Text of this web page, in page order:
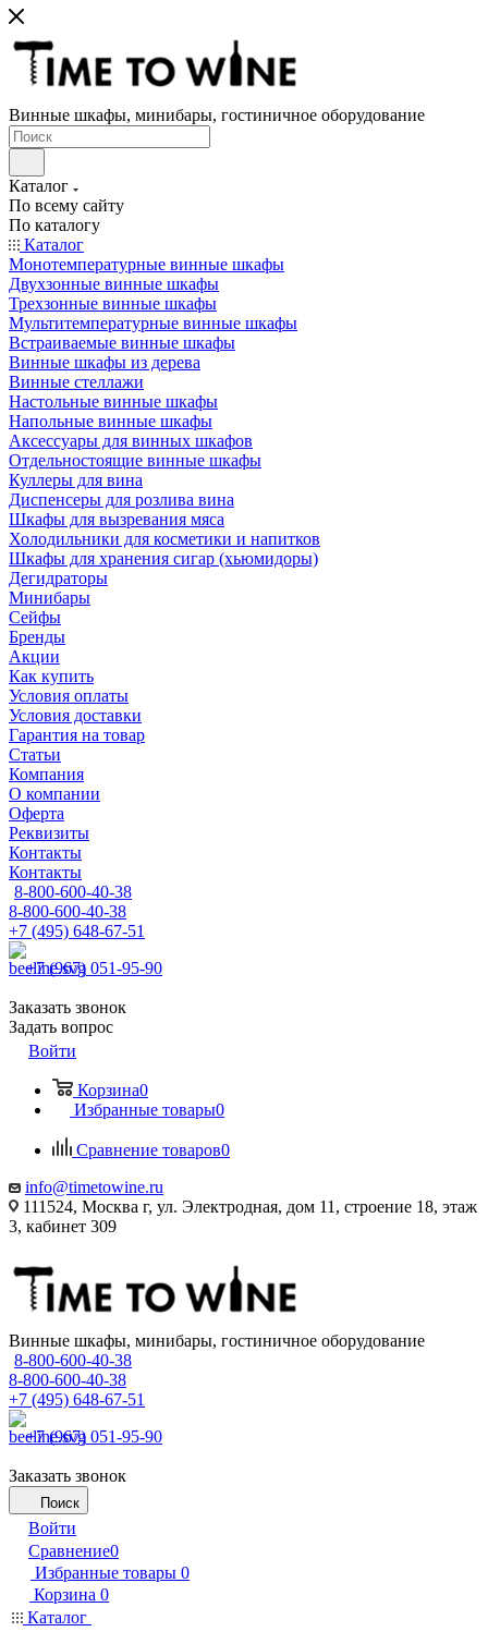
Винные шкафы, минибары, гостиничное оборудование
Каталог
По всему сайту
По каталогу
Каталог
Монотемпературные винные шкафы
Двухзонные винные шкафы
Трехзонные винные шкафы
Мультитемпературные винные шкафы
Встраиваемые винные шкафы
Винные шкафы из дерева
Винные стеллажи
Настольные винные шкафы
Напольные винные шкафы
Аксессуары для винных шкафов
Отдельностоящие винные шкафы
Куллеры для вина
Диспенсеры для розлива вина
Шкафы для вызревания мяса
Холодильники для косметики и напитков
Шкафы для хранения сигар (хьюмидоры)
Дегидраторы
Минибары
Сейфы
Бренды
Акции
Как купить
Условия оплаты
Условия доставки
Гарантия на товар
Статьи
Компания
О компании
Оферта
Реквизиты
Контакты
Контакты
8-800-600-40-38
8-800-600-40-38
+7 (495) 648-67-51
+7 (967) 051-95-90
Заказать звонок
Задать вопрос
Войти
Корзина0
Избранные товары0
Сравнение товаров0
info@timetowine.ru
111524, Москва г, ул. Электродная, дом 11, строение 18, этаж
3, кабинет 309
Винные шкафы, минибары, гостиничное оборудование
8-800-600-40-38
8-800-600-40-38
+7 (495) 648-67-51
+7 (967) 051-95-90
Заказать звонок
Поиск
Войти
Сравнение0
Избранные товары 0
Корзина 0
Каталог